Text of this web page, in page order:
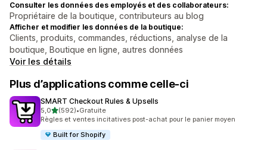
Consulter les données des employés et des collaborateurs:
Propriétaire de la boutique, contributeurs au blog
Afficher et modifier les données de la boutique:
Clients, produits, commandes, réductions, analyse de la
boutique, Boutique en ligne, autres données
Voir les détails
Plus d’applications comme celle-ci
SMART Checkout Rules & Upsells
5,0étoile(s) sur 5
(592)
592 avis au total
•Gratuite
Règles et ventes incitatives post-achat pour le panier moyen
Built for Shopify